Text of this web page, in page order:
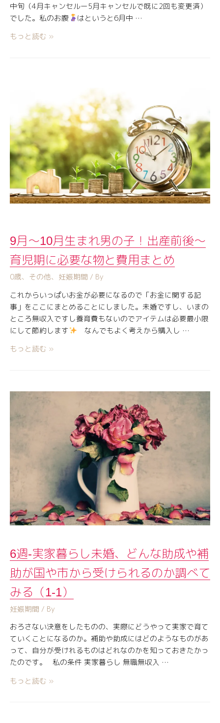
中旬（4月キャンセルー5月キャンセルで既に2回も変更済）
でした。私のお腹
はというと6月中 …
もっと読む »
9月〜10月生まれ男の子！出産前後〜
育児期に必要な物と費用まとめ
0歳、 その他、 妊娠期間 / By
これからいっぱいお金が必要になるので「お金に関する記
事」をここにまとめることにしました。未婚ですし、いまの
ところ無収入ですし養育費もないのでアイテムは必要最小限
にして節約します
なんでもよく考えから購入し …
もっと読む »
6週-実家暮らし未婚、どんな助成や補
助が国や市から受けられるのか調べて
みる（1-1）
妊娠期間 / By
おろさない決意をしたものの、実際にどうやって実家で育て
ていくことになるのか。補助や助成にはどのようなものがあ
って、自分が受けれるものはどれなのかを知っておきたかっ
たのです。 私の条件 実家暮らし 無職無収入 …
もっと読む »